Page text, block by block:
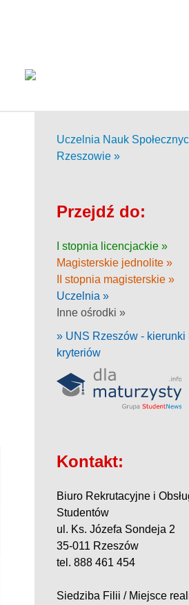
Uczelnia Nauk
Rzeszowie »
Przejdź do:
I stopnia licencjackie »
Magisterskie jednolite »
II stopnia magisterskie »
Uczelnia »
Inne ośrodki »
» UNS Rzeszów - kierunki
kryteriów
Kontakt:
Biuro Rekrutacyjne i
Studentów
ul. Ks. Józefa Sondeja 2
35-011 Rzeszów
tel. 888 461 454
Siedziba Filii / Miejsce